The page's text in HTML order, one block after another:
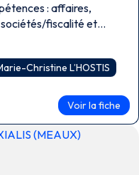
: affaires,
sociétés/fiscalité et
Christine L’HOSTIS
Voir la fiche